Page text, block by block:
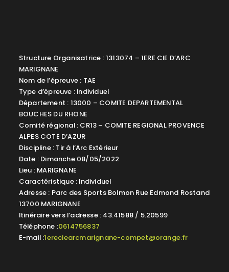
Structure Organisatrice : 1313074 – 1ERE CIE D’ARC
MARIGNANE
Nom de l’épreuve : TAE
Type d’épreuve : Individuel
Département : 13000 – COMITE DEPARTEMENTAL
BOUCHES DU RHONE
Comité régional : CR13 – COMITE REGIONAL PROVENCE
ALPES COTE D’AZUR
Discipline : Tir à l’Arc Extérieur
Date : Dimanche 08/05/2022
Lieu : MARIGNANE
Caractéristique : Individuel
Adresse : Parc des Sports Bolmon Rue Edmond Rostand
13700 MARIGNANE
Itinéraire vers l’adresse : 43.41588 / 5.20599
Téléphone :0614756837
E-mail :1ereciearcmarignane-compet@orange.fr